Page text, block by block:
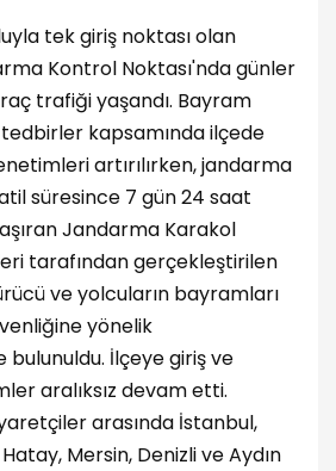
tek giriş noktası olan
Kontrol Noktası'nda günler
trafiği yaşandı. Bayram
kapsamında ilçede
artırılırken, jandarma
süresince 7 gün 24 saat
Jandarma Karakol
tarafından gerçekleştirilen
ve yolcuların bayramları
yönelik
İlçeye giriş ve
aralıksız devam etti.
arasında İstanbul,
Mersin, Denizli ve Aydın